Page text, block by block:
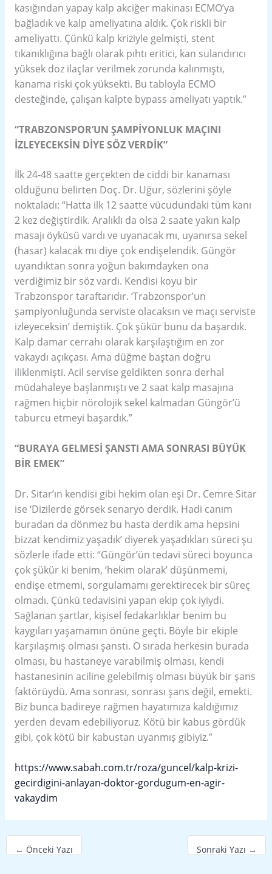
kasığından yapay kalp akciğer makinası ECMO’ya
bağladık ve kalp ameliyatına aldık. Çok riskli bir
ameliyattı. Çünkü kalp kriziyle gelmişti, stent
tıkanıklığına bağlı olarak pıhtı eritici, kan sulandırıcı
yüksek doz ilaçlar verilmek zorunda kalınmıştı,
kanama riski çok yüksekti. Bu tabloyla ECMO
desteğinde, çalışan kalpte bypass ameliyatı yaptık.”
“TRABZONSPOR’UN ŞAMPİYONLUK MAÇINI
İZLEYECEKSİN DİYE SÖZ VERDİK”
İlk 24-48 saatte gerçekten de ciddi bir kanaması
olduğunu belirten Doç. Dr. Uğur, sözlerini şöyle
noktaladı: “Hatta ilk 12 saatte vücudundaki tüm kanı
2 kez değiştirdik. Aralıklı da olsa 2 saate yakın kalp
masajı öyküsü vardı ve uyanacak mı, uyanırsa sekel
(hasar) kalacak mı diye çok endişelendik. Güngör
uyandıktan sonra yoğun bakımdayken ona
verdiğimiz bir söz vardı. Kendisi koyu bir
Trabzonspor taraftarıdır. ‘Trabzonspor’un
şampiyonluğunda serviste olacaksın ve maçı serviste
izleyeceksin’ demiştik. Çok şükür bunu da başardık.
Kalp damar cerrahı olarak karşılaştığım en zor
vakaydı açıkçası. Ama düğme baştan doğru
iliklenmişti. Acil servise geldikten sonra derhal
müdahaleye başlanmıştı ve 2 saat kalp masajına
rağmen hiçbir nörolojik sekel kalmadan Güngör’ü
taburcu etmeyi başardık.”
“BURAYA GELMESİ ŞANSTI AMA SONRASI BÜYÜK
BİR EMEK”
Dr. Sitar’ın kendisi gibi hekim olan eşi Dr. Cemre Sitar
ise ‘Dizilerde görsek senaryo derdik. Hadi canım
buradan da dönmez bu hasta derdik ama hepsini
bizzat kendimiz yaşadık’ diyerek yaşadıkları süreci şu
sözlerle ifade etti: “Güngör’ün tedavi süreci boyunca
çok şükür ki benim, ‘hekim olarak’ düşünmemi,
endişe etmemi, sorgulamamı gerektirecek bir süreç
olmadı. Çünkü tedavisini yapan ekip çok iyiydi.
Sağlanan şartlar, kişisel fedakarlıklar benim bu
kaygıları yaşamamın önüne geçti. Böyle bir ekiple
karşılaşmış olması şanstı. O sırada herkesin burada
olması, bu hastaneye varabilmiş olması, kendi
hastanesinin aciline gelebilmiş olması büyük bir şans
faktörüydü. Ama sonrası, sonrası şans değil, emekti.
Biz bunca badireye rağmen hayatımıza kaldığımız
yerden devam edebiliyoruz. Kötü bir kabus gördük
gibi, çok kötü bir kabustan uyanmış gibiyiz.”
https://www.sabah.com.tr/roza/guncel/kalp-krizi-
gecirdigini-anlayan-doktor-gordugum-en-agir-
vakaydim
← Önceki Yazı Sonraki Yazı →